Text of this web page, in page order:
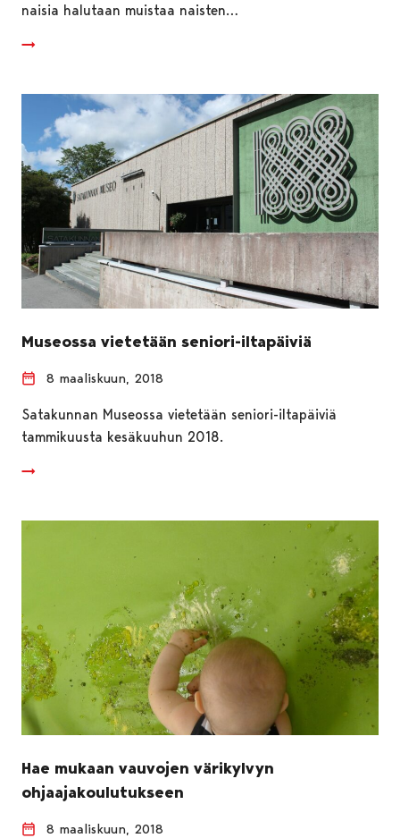
naisia halutaan muistaa naisten…
Museossa vietetään seniori-iltapäiviä
8 maaliskuun, 2018
Satakunnan Museossa vietetään seniori-iltapäiviä
tammikuusta kesäkuuhun 2018.
Hae mukaan vauvojen värikylvyn
ohjaajakoulutukseen
8 maaliskuun, 2018